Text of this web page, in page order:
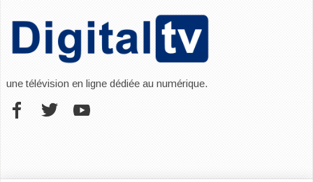
une télévision en ligne dédiée au numérique.